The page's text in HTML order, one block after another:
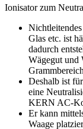
Ionisator zum
Glas etc. ist
dadurch
Wägegut und
Deshalb ist
eine
KERN AC-
Er kann
Waage